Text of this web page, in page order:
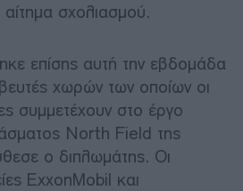
σχολιασμού.
επίσης αυτή την εβδομάδα
χωρών των οποίων οι
συμμετέχουν στο έργο
North Field της
ο διπλωμάτης. Οι
ExxonMobil και